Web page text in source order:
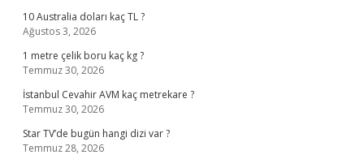
10 Australia doları kaç TL ?
Ağustos 3, 2026
1 metre çelik boru kaç kg ?
Temmuz 30, 2026
İstanbul Cevahir AVM kaç metrekare ?
Temmuz 30, 2026
Star TV’de bugün hangi dizi var ?
Temmuz 28, 2026